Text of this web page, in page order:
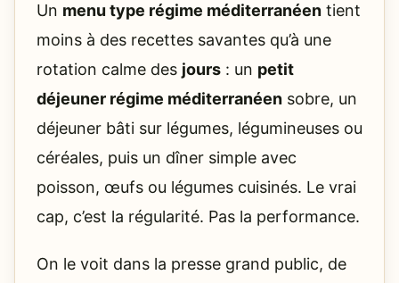
Un menu type régime méditerranéen tient
moins à des recettes savantes qu’à une
rotation calme des jours : un petit
déjeuner régime méditerranéen sobre, un
déjeuner bâti sur légumes, légumineuses ou
céréales, puis un dîner simple avec
poisson, œufs ou légumes cuisinés. Le vrai
cap, c’est la régularité. Pas la performance.
On le voit dans la presse grand public, de